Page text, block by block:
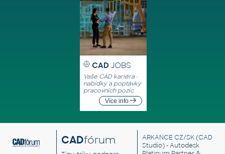
CAD JOBS
Vaše CAD kariéra -
nabídky a poptávky
pracovních pozic
Více info
CADfórum ARKANCE CZ/SK(CAD
Studio) - Autodesk